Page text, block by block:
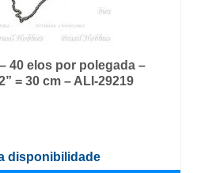
40 elos por polegada –
= 30 cm – ALI-29219
disponibilidade